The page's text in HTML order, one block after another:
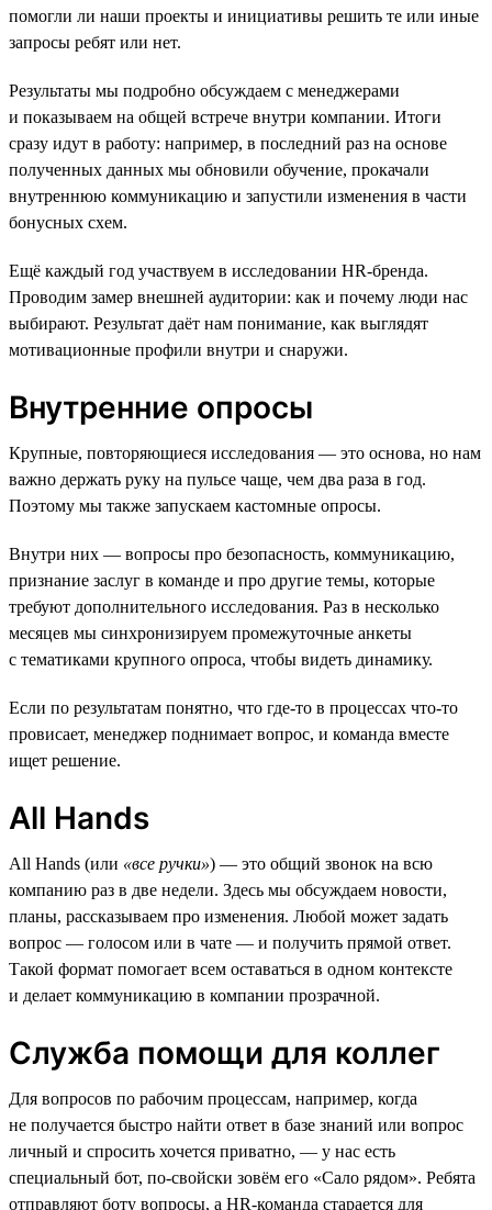
помогли ли наши проекты и инициативы решить те или иные
запросы ребят или нет.
Результаты мы подробно обсуждаем с менеджерами
и показываем на общей встрече внутри компании. Итоги
сразу идут в работу: например, в последний раз на основе
полученных данных мы обновили обучение, прокачали
внутреннюю коммуникацию и запустили изменения в части
бонусных схем.
Ещё каждый год участвуем в исследовании HR-бренда.
Проводим замер внешней аудитории: как и почему люди нас
выбирают. Результат даёт нам понимание, как выглядят
мотивационные профили внутри и снаружи.
Внутренние опросы
Крупные, повторяющиеся исследования — это основа, но нам
важно держать руку на пульсе чаще, чем два раза в год.
Поэтому мы также запускаем кастомные опросы.
Внутри них — вопросы про безопасность, коммуникацию,
признание заслуг в команде и про другие темы, которые
требуют дополнительного исследования. Раз в несколько
месяцев мы синхронизируем промежуточные анкеты
с тематиками крупного опроса, чтобы видеть динамику.
Если по результатам понятно, что где-то в процессах что-то
провисает, менеджер поднимает вопрос, и команда вместе
ищет решение.
All Hands
All Hands (или «все ручки») — это общий звонок на всю
компанию раз в две недели. Здесь мы обсуждаем новости,
планы, рассказываем про изменения. Любой может задать
вопрос — голосом или в чате — и получить прямой ответ.
Такой формат помогает всем оставаться в одном контексте
и делает коммуникацию в компании прозрачной.
Служба помощи для коллег
Для вопросов по рабочим процессам, например, когда
не получается быстро найти ответ в базе знаний или вопрос
личный и спросить хочется приватно, — у нас есть
специальный бот, по-свойски зовём его «Сало рядом». Ребята
отправляют боту вопросы, а HR-команда старается для